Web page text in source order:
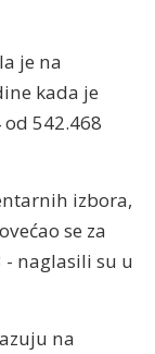
je na
kada je
542.468
izbora,
se za
- naglasili su u
na